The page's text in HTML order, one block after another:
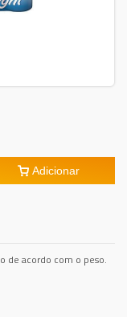
Adicionar
de acordo com o peso.